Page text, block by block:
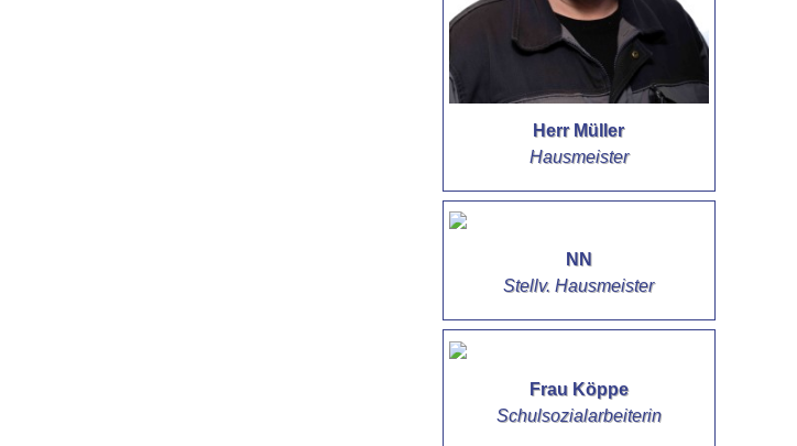
Herr Müller
Hausmeister
NN
Stellv. Hausmeister
Frau Köppe
Schulsozialarbeiterin